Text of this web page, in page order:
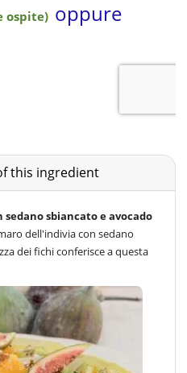
this ingredient
sbiancato e avocado
dell'indivia con sedano
dei fichi conferisce a questa